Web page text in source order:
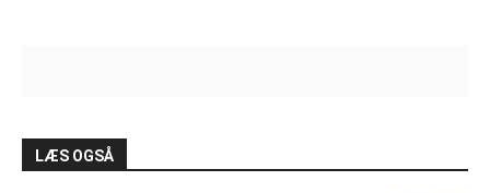
LÆS OGSÅ